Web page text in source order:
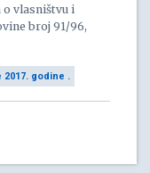
o vlasništvu i
broj 91/96,
2017. godine .